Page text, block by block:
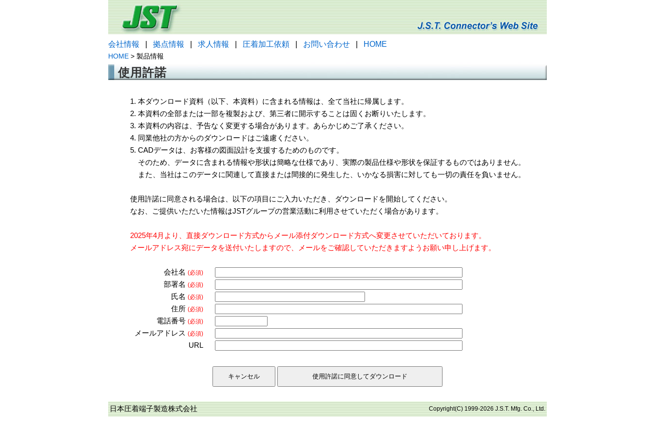
会社情報 拠点情報 求人情報 圧着加工依頼 お問い合わせ HOME
HOME > 製品情報
使用許諾
1. 本ダウンロード資料（以下、本資料）に含まれる情報は、全て当社に帰属します。
2. 本資料の全部または一部を複製および、第三者に開示することは固くお断りいたします。
3. 本資料の内容は、予告なく変更する場合があります。あらかじめご了承ください。
4. 同業他社の方からのダウンロードはご遠慮ください。
5. CADデータは、お客様の図面設計を支援するためのものです。
そのため、データに含まれる情報や形状は簡略な仕様であり、実際の製品仕様や形状を保証するものではありません。
また、当社はこのデータに関連して直接または間接的に発生した、いかなる損害に対しても一切の責任を負いません。
使用許諾に同意される場合は、以下の項目にご入力いただき、ダウンロードを開始してください。
なお、ご提供いただいた情報はJSTグループの営業活動に利用させていただく場合があります。
2025年4月より、直接ダウンロード方式からメール添付ダウンロード方式へ変更させていただいております。
メールアドレス宛にデータを送付いたしますので、メールをご確認していただきますようお願い申し上げます。
会社名 (必須)
部署名 (必須)
氏名 (必須)
住所 (必須)
電話番号 (必須)
メールアドレス (必須)
URL
日本圧着端子製造株式会社 Copyright(C) 1999-2026 J.S.T. Mfg. Co., Ltd.